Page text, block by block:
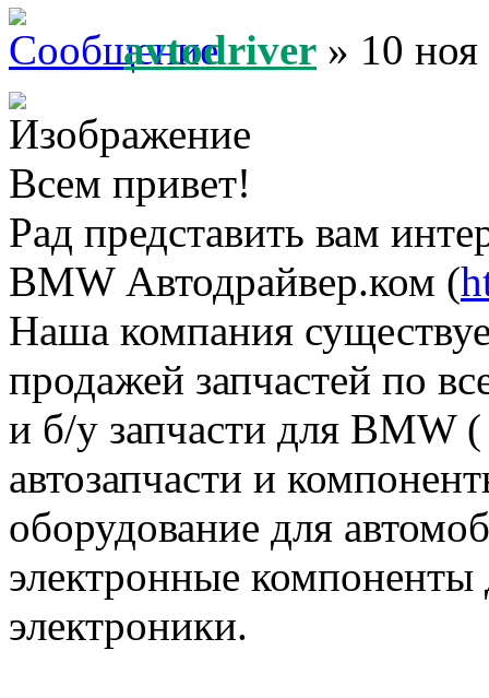
avtodriver » 10
Всем привет!
Рад представить вам
BMW Автодрайвер.ком (
Наша компания
продажей запчастей по
и б/у запчасти для BMW
автозапчасти и
оборудование для
электронные
электроники.